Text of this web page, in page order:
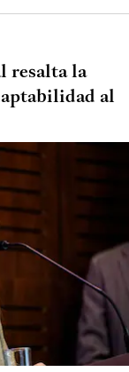
resalta la
al